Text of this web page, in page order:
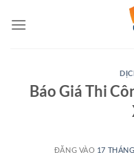
qua
Báo Giá Thi
ĐĂNG VÀO 17